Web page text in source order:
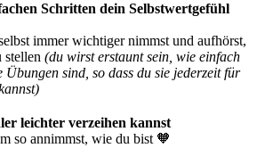
Schritten dein Selbstwertgefühl
immer wichtiger nimmst und aufhörst,
stellen (du wirst erstaunt sein, wie einfach
sind, so dass du sie jederzeit für
leichter verzeihen kannst
so annimmst, wie du bist 🧡